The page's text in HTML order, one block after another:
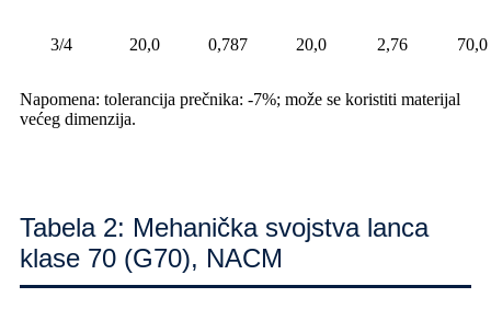
3/4 20,0 0,787 20,0 2,76 70,0
Napomena: tolerancija prečnika: -7%; može se koristiti materijal
većeg dimenzija.
Tabela 2: Mehanička svojstva lanca
klase 70 (G70), NACM